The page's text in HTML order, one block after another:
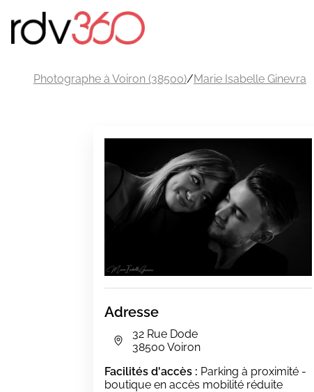
Photographe à Voiron (38500)/Marie Isabelle Ginevra
Adresse
32 Rue Dode
38500 Voiron
Facilités d'accès : Parking à proximité -
boutique en accès mobilité réduite